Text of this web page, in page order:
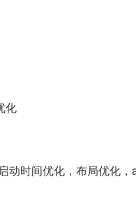
化
动时间优化，布局优化，